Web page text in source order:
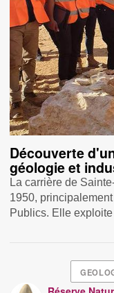
Découverte
géologie et
La carrière de
1950,
Publics. Elle